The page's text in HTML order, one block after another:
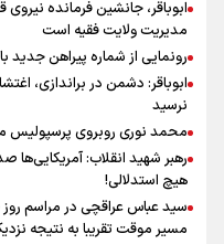
ابوباقر، جانشین فرمانده
مدیریت ولایت فقیه است
رونمایی از شماره پیراهن جدید
ابوباقر: دشمن در براندازی،
نرسید
محمد نوری روبروی پرسپولیس
رهبر شهید انقلاب: آمریکایی‌ها
هیچ استدلالی!
سید عباس عراقچی در مراسم روز
مسیر موقت تقریبا به نتیجه